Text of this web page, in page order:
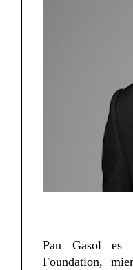
Pau Gasol es
Foundation,